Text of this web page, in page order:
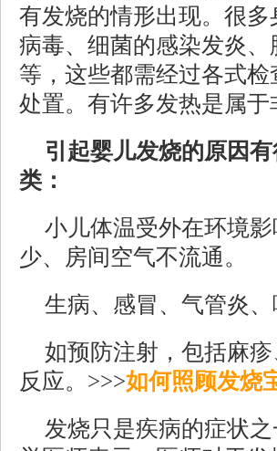
有发烧的情形出现。很
病毒、细菌的感染发炎
等，这些都需经过各式
处置。有许多发热是属
引起婴儿发烧的原因
类：
小儿体温受外在环境
少、房间空气不流通。
生病、感冒、气管炎
如预防注射，包括麻
反应。>>>如何照顾发烧
发烧只是疾病的症状